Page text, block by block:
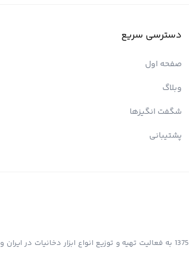
دسترسی سریع
صفحه اول
وبلاگ
شگفت انگیزها
پشتیبانی
فروشگاه اینترنتی کیش پیپ (اسموپیپ) به عنوان یک از مجموعه های همراه اسموکیش (smokish.ir) که از سال 1375 به فعالیت تهیه و توزیع انواع ابزار دخانیات در ایران و